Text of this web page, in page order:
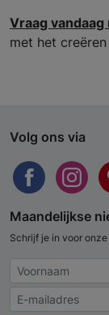
Vraag
met het
Volg ons via
Maandelijkse
Schrijf je in voor